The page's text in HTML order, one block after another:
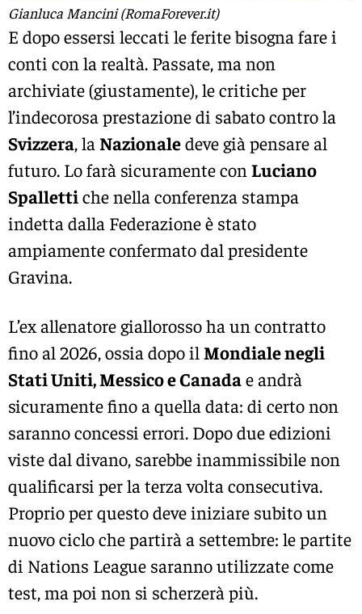
Gianluca Mancini (RomaForever.it)
E dopo essersi leccati le ferite bisogna fare i
conti con la realtà. Passate, ma non
archiviate (giustamente), le critiche per
l’indecorosa prestazione di sabato contro la
Svizzera, la Nazionaledeve già pensare al
futuro. Lo farà sicuramente con Luciano
Spallettiche nella conferenza stampa
indetta dalla Federazione è stato
ampiamente confermato dal presidente
Gravina.
L’ex allenatore giallorosso ha un contratto
fino al 2026, ossia dopo il Mondiale negli
Stati Uniti, Messico e Canadae andrà
sicuramente fino a quella data: di certo non
saranno concessi errori. Dopo due edizioni
viste dal divano, sarebbe inammissibile non
qualificarsi per la terza volta consecutiva.
Proprio per questo deve iniziare subito un
nuovo ciclo che partirà a settembre: le partite
di Nations League saranno utilizzate come
test, ma poi non si scherzerà più.